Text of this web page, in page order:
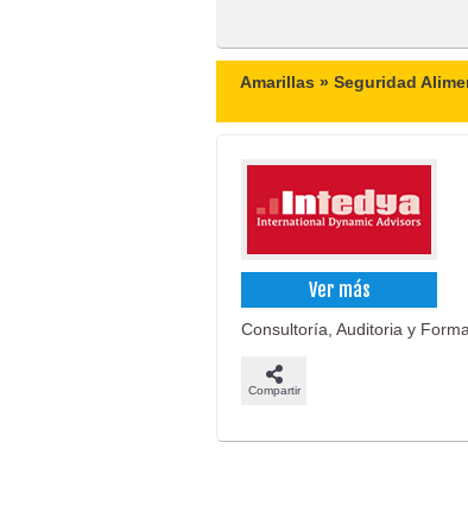
Amarillas » Seguridad
Ver más
Consultoría, Auditoria y
Compartir